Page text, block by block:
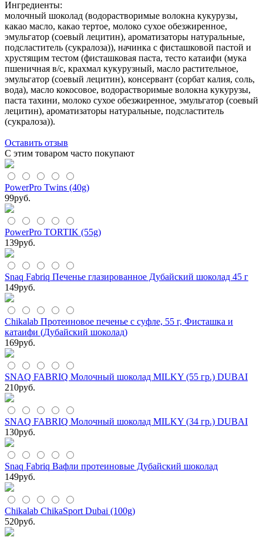
Ингредиенты:
молочный шоколад (водорастворимые волокна кукурузы,
какао масло, какао тертое, молоко сухое обезжиренное,
эмульгатор (соевый лецитин), ароматизаторы натуральные,
подсластитель (сукралоза)), начинка с фисташковой пастой и
хрустящим тестом (фисташковая паста, тесто катаифи (мука
пшеничная в/с, крахмал кукурузный, масло растительное,
эмульгатор (соевый лецитин), консервант (сорбат калия, соль,
вода), масло кокосовое, водорастворимые волокна кукурузы,
паста тахини, молоко сухое обезжиренное, эмульгатор (соевый
лецитин), ароматизаторы натуральные, подсластитель
(сукралоза)).
Оставить отзыв
С этим товаром часто покупают
PowerPro Twins (40g)
99руб.
PowerPro TORTIK (55g)
139руб.
Snaq Fabriq Печенье глазированное Дубайский шоколад 45 г
149руб.
Chikalab Протеиновое печенье с суфле, 55 г, Фисташка и
катаифи (Дубайский шоколад)
169руб.
SNAQ FABRIQ Молочный шоколад MILKY (55 гр.) DUBAI
210руб.
SNAQ FABRIQ Молочный шоколад MILKY (34 гр.) DUBAI
130руб.
Snaq Fabriq Вафли протеиновые Дубайский шоколад
149руб.
Chikalab ChikaSport Dubai (100g)
520руб.